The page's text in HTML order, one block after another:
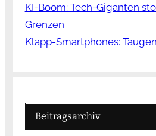
KI-Boom: Tech-Giganten
Grenzen
Klapp-Smartphones:
Beitragsarchiv